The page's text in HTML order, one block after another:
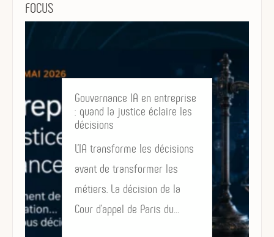
FOCUS
Gouvernance IA en entreprise
: quand la justice éclaire les
décisions
L’IA transforme les décisions
avant de transformer les
métiers. La décision de la
Cour d’appel de Paris du…
la
le